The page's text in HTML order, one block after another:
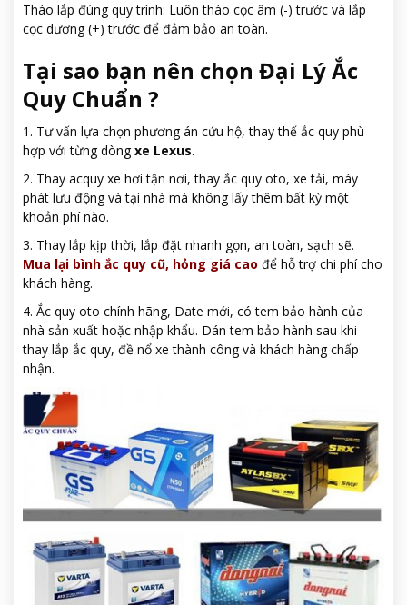
Tháo lắp đúng quy trình: Luôn tháo cọc âm (-) trước và lắp
cọc dương (+) trước để đảm bảo an toàn.
Tại sao bạn nên chọn Đại Lý Ắc
Quy Chuẩn ?
1. Tư vấn lựa chọn phương án cứu hộ, thay thế ắc quy phù
hợp với từng dòng xe Lexus.
2. Thay acquy xe hơi tận nơi, thay ắc quy oto, xe tải, máy
phát lưu động và tại nhà mà không lấy thêm bất kỳ một
khoản phí nào.
3. Thay lắp kịp thời, lắp đặt nhanh gọn, an toàn, sạch sẽ.
Mua lại bình ắc quy cũ, hỏng giá cao để hỗ trợ chi phí cho
khách hàng.
4. Ắc quy oto chính hãng, Date mới, có tem bảo hành của
nhà sản xuất hoặc nhập khẩu. Dán tem bảo hành sau khi
thay lắp ắc quy, đề nổ xe thành công và khách hàng chấp
nhận.